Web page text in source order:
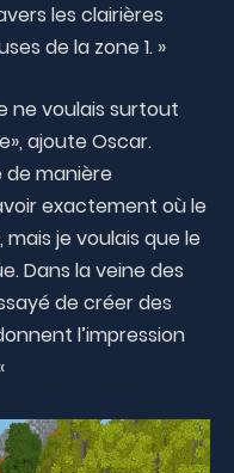
les clairières
de la zone 1. »
ne voulais surtout
ajoute Oscar.
de manière
exactement où le
je voulais que le
Dans la veine des
de créer des
l’impression